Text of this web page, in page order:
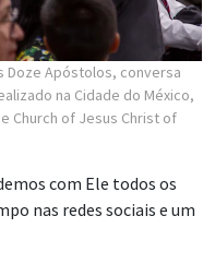
Doze Apóstolos, conversa
na Cidade do México,
Church of Jesus Christ of
com Ele todos os
nas redes sociais e um